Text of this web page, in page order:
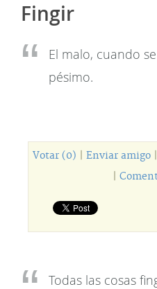
Fingir
El malo, cuando
pésimo.
Votar (0) Enviar amigo|
Todas las cosas